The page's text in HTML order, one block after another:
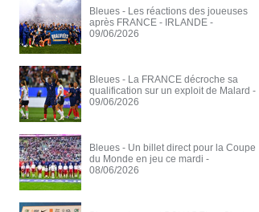
Bleues - Les réactions des joueuses
après FRANCE - IRLANDE -
09/06/2026
Bleues - La FRANCE décroche sa
qualification sur un exploit de Malard -
09/06/2026
Bleues - Un billet direct pour la Coupe
du Monde en jeu ce mardi -
08/06/2026